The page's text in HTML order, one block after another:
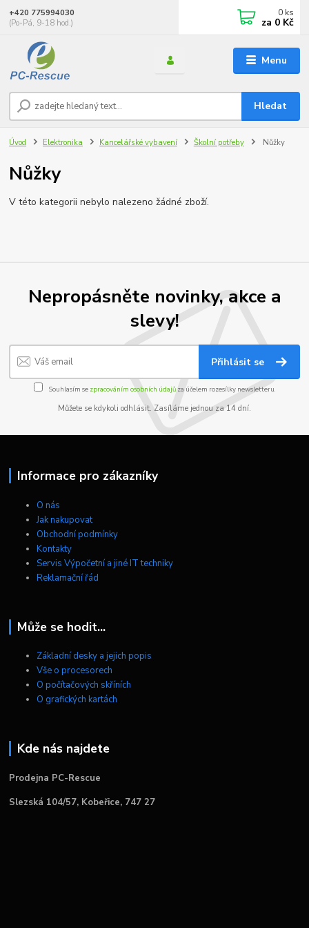
Menu
Hledat
+420 775994030
(Po-Pá, 9-18 hod.)
0 ks
za 0 Kč
Úvod Elektronika Kancelářské vybavení Školní potřeby Nůžky
Nůžky
V této kategorii nebylo nalezeno žádné zboží.
Nepropásněte novinky, akce a
slevy!
Přihlásit se
Souhlasím se zpracováním osobních údajůza účelem rozesílky newsletteru.
Můžete se kdykoli odhlásit. Zasíláme jednou za 14 dní.
Informace pro zákazníky
O nás
Jak nakupovat
Obchodní podmínky
Kontakty
Servis Výpočetní a jiné IT techniky
Reklamační řád
Může se hodit...
Základní desky a jejich popis
Vše o procesorech
O počítačových skříních
O grafických kartách
Kde nás najdete
Prodejna PC-Rescue
Slezská 104/57, Kobeřice, 747 27